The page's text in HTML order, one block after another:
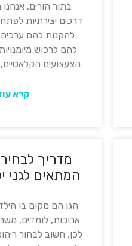
בתור הורים,
דרכים יצירתיות
להקנות להם ערכים
להם לרכוש
הצעצועים
קרא
מדריך
המתאים לגני
הגן הם מקום בו
ארוכות, לומדים,
לכן, חשוב לבחור